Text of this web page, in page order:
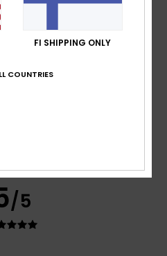
/5
FI SHIPPING ONLY
COUNTRIES